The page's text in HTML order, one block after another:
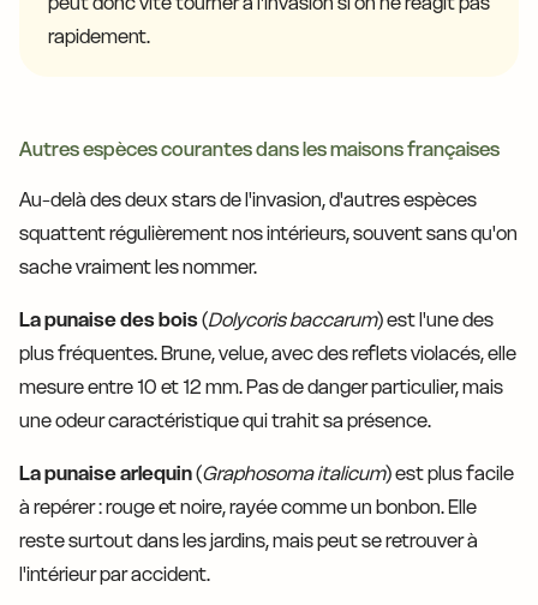
rapidement.
Autres espèces courantes dans les maisons françaises
Au-delà des deux stars de l'invasion, d'autres espèces
squattent régulièrement nos intérieurs, souvent sans qu'on
sache vraiment les nommer.
La punaise des bois(Dolycoris baccarum) est l'une des
plus fréquentes. Brune, velue, avec des reflets violacés, elle
mesure entre 10 et 12 mm. Pas de danger particulier, mais
une odeur caractéristique qui trahit sa présence.
La punaise arlequin(Graphosoma italicum) est plus facile
à repérer : rouge et noire, rayée comme un bonbon. Elle
reste surtout dans les jardins, mais peut se retrouver à
l'intérieur par accident.